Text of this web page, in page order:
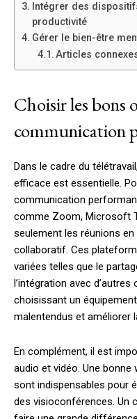
Intégrer des
productivité
Gérer le bien-être
Articles
Choisir les bons
communication
Dans le cadre du
efficace est essentielle.
communication
comme Zoom, Microsoft
seulement les réunions
collaboratif. Ces
variées telles que le
l’intégration avec
choisissant un
malentendus et améliorer
En complément, il est
audio et vidéo. Une
sont indispensables pour
des visioconférences. Un